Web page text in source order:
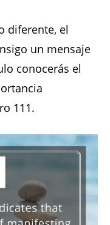
diferente, el
un mensaje
conocerás el
111.